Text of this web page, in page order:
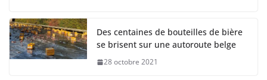
Des centaines de bouteilles de bière
se brisent sur une autoroute belge
28 octobre 2021